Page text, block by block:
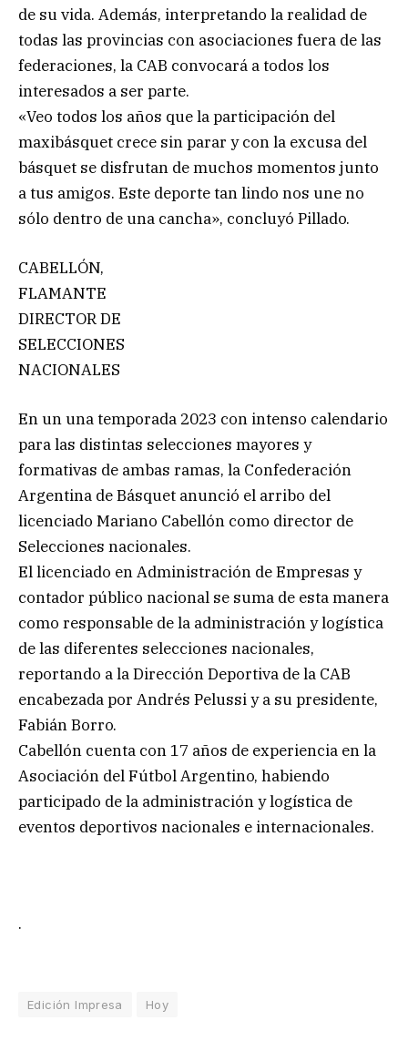
de su vida. Además, interpretando la realidad de
todas las provincias con asociaciones fuera de las
federaciones, la CAB convocará a todos los
interesados a ser parte.
«Veo todos los años que la participación del
maxibásquet crece sin parar y con la excusa del
básquet se disfrutan de muchos momentos junto
a tus amigos. Este deporte tan lindo nos une no
sólo dentro de una cancha», concluyó Pillado.
CABELLÓN,
FLAMANTE
DIRECTOR DE
SELECCIONES
NACIONALES
En un una temporada 2023 con intenso calendario
para las distintas selecciones mayores y
formativas de ambas ramas, la Confederación
Argentina de Básquet anunció el arribo del
licenciado Mariano Cabellón como director de
Selecciones nacionales.
El licenciado en Administración de Empresas y
contador público nacional se suma de esta manera
como responsable de la administración y logística
de las diferentes selecciones nacionales,
reportando a la Dirección Deportiva de la CAB
encabezada por Andrés Pelussi y a su presidente,
Fabián Borro.
Cabellón cuenta con 17 años de experiencia en la
Asociación del Fútbol Argentino, habiendo
participado de la administración y logística de
eventos deportivos nacionales e internacionales.
.
Edición Impresa Hoy